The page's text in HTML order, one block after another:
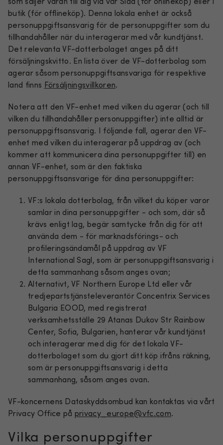
som säljer varan till dig via vår Sida (för onlineköp) eller i
butik (för offlineköp). Denna lokala enhet är också
personuppgiftsansvarig för de personuppgifter som du
tillhandahåller när du interagerar med vår kundtjänst.
Det relevanta VF-dotterbolaget anges på ditt
försäljningskvitto. En lista över de VF-dotterbolag som
agerar såsom personuppgiftsansvariga för respektive
land finns Försäljningsvillkoren.
Notera att den VF-enhet med vilken du agerar (och till
vilken du tillhandahåller personuppgifter) inte alltid är
personuppgiftsansvarig. I följande fall, agerar den VF-
enhet med vilken du interagerar på uppdrag av (och
kommer att kommunicera dina personuppgifter till) en
annan VF-enhet, som är den faktiska
personuppgiftsansvarige för dina personuppgifter:
VF:s lokala dotterbolag, från vilket du köper varor
samlar in dina personuppgifter - och som, där så
krävs enligt lag, begär samtycke från dig för att
använda dem - för marknadsförings- och
profileringsändamål på uppdrag av VF
International Sagl, som är personuppgiftsansvarig i
detta sammanhang såsom anges ovan;
Alternativt, VF Northern Europe Ltd eller vår
tredjepartstjänsteleverantör Concentrix Services
Bulgaria EOOD, med registrerat
verksamhetsställe 29 Atanas Dukov Str Rainbow
Center, Sofia, Bulgarien, hanterar vår kundtjänst
och interagerar med dig för det lokala VF-
dotterbolaget som du gjort ditt köp ifråns räkning,
som är personuppgiftsansvarig i detta
sammanhang, såsom anges ovan.
VF-koncernens Dataskyddsombud kan kontaktas via vårt
Privacy Office på privacy_europe@vfc.com.
Vilka personuppgifter